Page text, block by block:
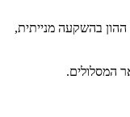
בהשקעה מנייתית,
המסלולים.